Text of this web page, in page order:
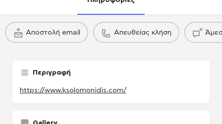
Αποστολή email
Παραγωγού / Casing agency
Απευθείας κλήση
Παραγωγού / Casing agency
Παραγωγού
Περιγραφή
https://www.ksolomonidis.com/